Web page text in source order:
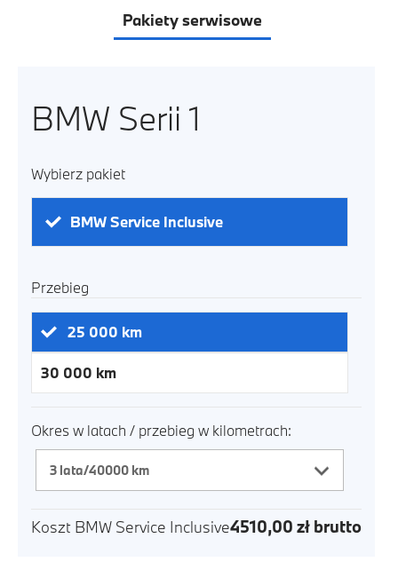
Pakiety serwisowe
BMW Serii 1
Wybierz pakiet
BMW Service Inclusive
Przebieg
25 000 km
30 000 km
Okres w latach / przebieg w kilometrach:
Koszt BMW Service Inclusive4510,00 zł brutto